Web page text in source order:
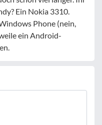
Ein Nokia 3310.
Phone (nein,
ein Android-